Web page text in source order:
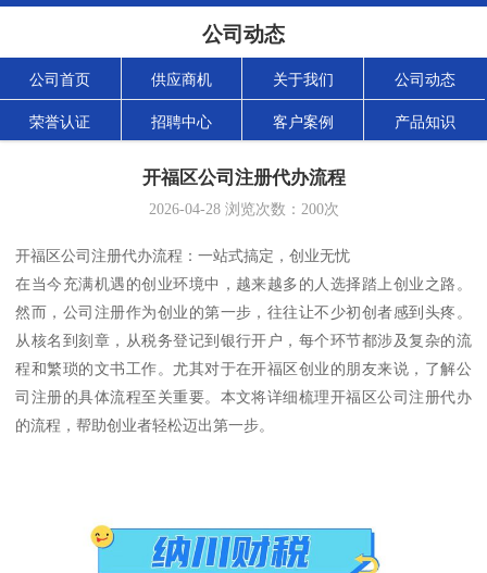
公司动态
公司首页 供应商机 关于我们 公司动态
荣誉认证 招聘中心 客户案例 产品知识
开福区公司注册代办流程
2026-04-28浏览次数： 200次
开福区公司注册代办流程：一站式搞定，创业无忧
在当今充满机遇的创业环境中，越来越多的人选择踏上创业之路。
然而，公司注册作为创业的第一步，往往让不少初创者感到头疼。
从核名到刻章，从税务登记到银行开户，每个环节都涉及复杂的流
程和繁琐的文书工作。尤其对于在开福区创业的朋友来说，了解公
司注册的具体流程至关重要。本文将详细梳理开福区公司注册代办
的流程，帮助创业者轻松迈出第一步。